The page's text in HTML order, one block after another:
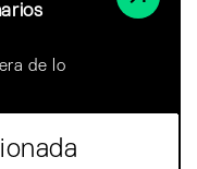
de lo